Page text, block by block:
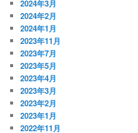
2024年3月
2024年2月
2024年1月
2023年11月
2023年7月
2023年5月
2023年4月
2023年3月
2023年2月
2023年1月
2022年11月